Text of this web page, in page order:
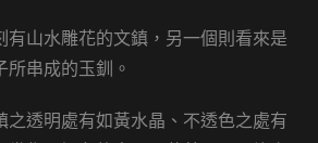
有山水雕花的文鎮，另一個則看來是
串成的玉釧。
之透明處有如黃水晶、不透色之處有